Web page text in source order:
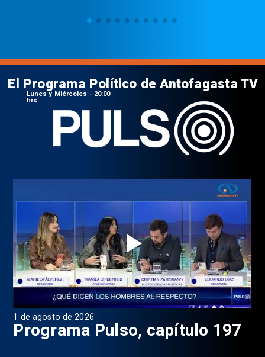
1 de agosto de 2026
Programa Pulso, capítulo 197
El Programa Político de Antofagasta TV
Lunes y Miércoles - 20:00
hrs.